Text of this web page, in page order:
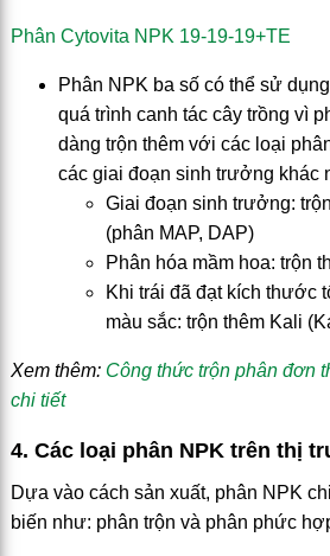
Phân Cytovita NPK 19-19-19+TE
Phân NPK ba số có thể sử
quá trình canh tác cây trồng vì
dàng trộn thêm với các loại
các giai đoạn sinh trưởng khác
Giai đoạn sinh trưởng:
(phân MAP, DAP)
Phân hóa mầm hoa: trộn
Khi trái đã đạt kích thước
màu sắc: trộn thêm Kali
Xem thêm: Công thức trộn phân đơn
chi tiết
4. Các loại phân NPK trên thị
Dựa vào cách sản xuất, phân NPK
biến như: phân trộn và phân phức